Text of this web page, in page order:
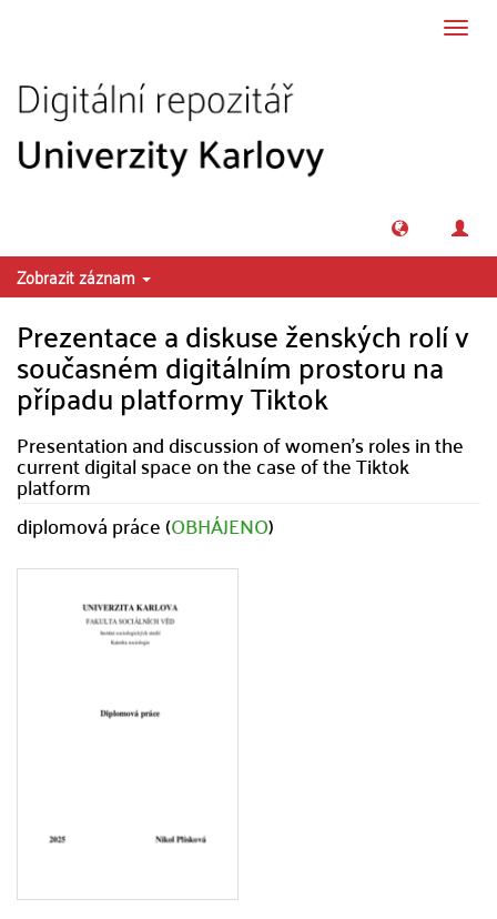
Zobrazit záznam
Prezentace a diskuse ženských rolí v
současném digitálním prostoru na
případu platformy Tiktok
Presentation and discussion of women's roles in the
current digital space on the case of the Tiktok
platform
diplomová práce (OBHÁJENO)